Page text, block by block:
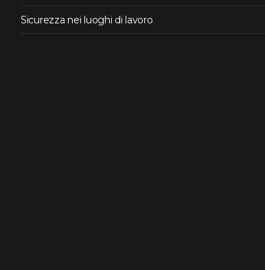
Sicurezza nei luoghi di lavoro